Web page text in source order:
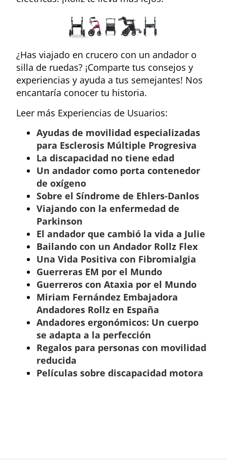
¿Has viajado en crucero con un andador o
silla de ruedas? ¡Comparte tus consejos y
experiencias y ayuda a tus semejantes! Nos
encantaría conocer tu historia.
Leer más Experiencias de Usuarios:
Ayudas de movilidad especializadas
para Esclerosis Múltiple Progresiva
La discapacidad no tiene edad
Un andador como porta contenedor
de oxígeno
Sobre el Síndrome de Ehlers-Danlos
Viajando con la enfermedad de
Parkinson
El andador que cambió la vida a Julie
Bailando con un Andador Rollz Flex
Una Vida Positiva con Fibromialgia
Guerreras EM por el Mundo
Guerreros con Ataxia por el Mundo
Miriam Fernández Embajadora
Andadores Rollz en España
Andadores ergonómicos: Un cuerpo
se adapta a la perfección
Regalos para personas con movilidad
reducida
Películas sobre discapacidad motora